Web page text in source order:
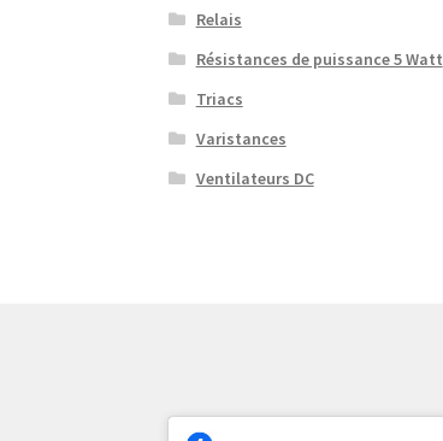
Relais
Résistances de puissance 5 Watt
Triacs
Varistances
Ventilateurs DC